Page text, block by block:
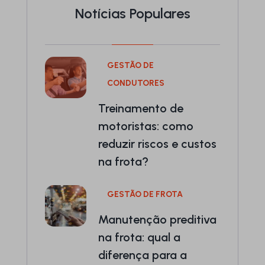
Notícias Populares
GESTÃO DE
CONDUTORES
Treinamento de
motoristas: como
reduzir riscos e custos
na frota?
GESTÃO DE FROTA
Manutenção preditiva
na frota: qual a
diferença para a